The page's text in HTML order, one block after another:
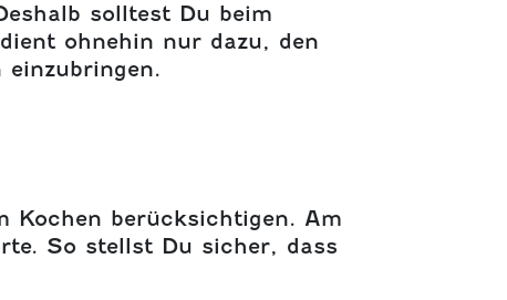
solltest Du beim
ohnehin nur dazu, den
einzubringen.
Kochen berücksichtigen. Am
So stellst Du sicher, dass